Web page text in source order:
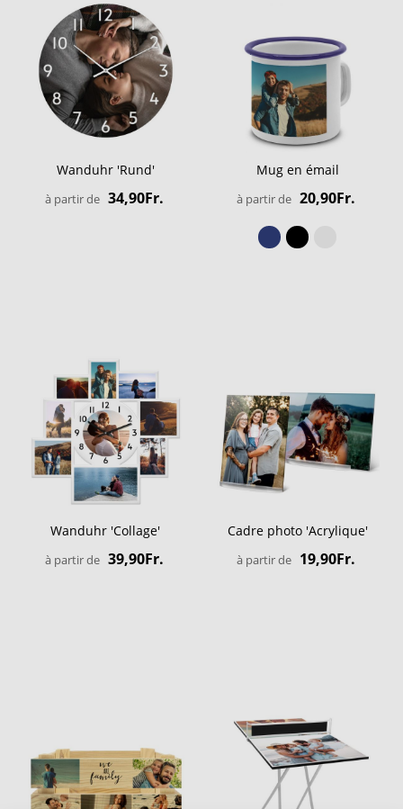
Wanduhr 'Rund'
à partir de 34,90Fr.
Mug en émail
à partir de 20,90Fr.
Wanduhr 'Collage'
à partir de 39,90Fr.
Cadre photo 'Acrylique'
à partir de 19,90Fr.